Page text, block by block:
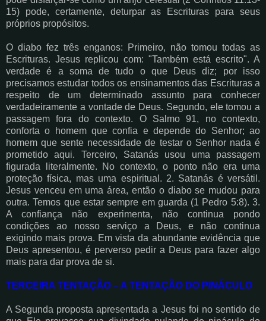
15) pode, certamente, deturpar as Escrituras para seus
próprios propósitos.
O diabo fez três enganos: Primeiro, não tomou todas as
Escrituras. Jesus replicou com: "Também está escrito". A
verdade é a soma de tudo o que Deus diz; por isso
precisamos estudar todos os ensinamentos das Escrituras a
respeito de um determinado assunto para conhecer
verdadeiramente a vontade de Deus. Segundo, ele tomou a
passagem fora do contexto. O Salmo 91, no contexto,
conforta o homem que confia e depende do Senhor; ao
homem que sente necessidade de testar o Senhor nada é
prometido aqui. Terceiro, Satanás usou uma passagem
figurada literalmente. No contexto, o ponto não era uma
proteção física, mas uma espiritual. 2. Satanás é versátil.
Jesus venceu em uma área, então o diabo se mudou para
outra. Temos que estar sempre em guarda (1 Pedro 5:8). 3.
A confiança não experimenta, não continua pondo
condições ao nosso serviço a Deus, e não continua
exigindo mais prova. Em vista da abundante evidência que
Deus apresentou, é perverso pedir a Deus para fazer algo
mais para dar prova de si.
TERCEIRA TENTAÇÃO – A TENTAÇÃO DO PINÁCULO
A Segunda proposta apresentada a Jesus foi no sentido de